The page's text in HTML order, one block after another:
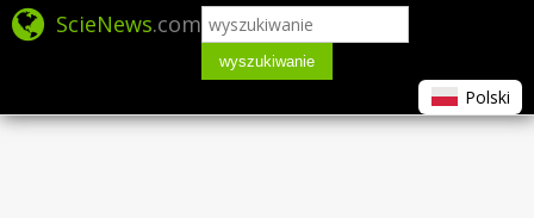
ScieNews.com
wyszukiwanie
Polski